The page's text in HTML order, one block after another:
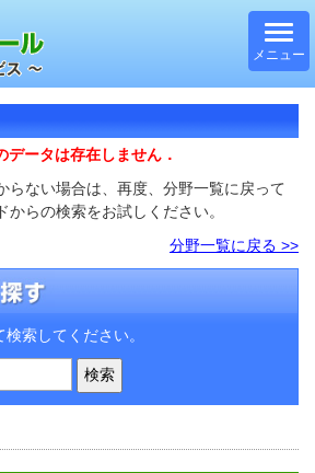
メニュー
データは存在しません．
らない場合は、再度、分野一覧に戻って
らの検索をお試しください。
分野一覧に戻る >>
索してください。